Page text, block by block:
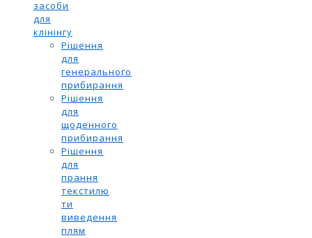
засоби
для
клінінгу
Рішення
для
генерального
прибирання
Рішення
для
щоденного
прибирання
Рішення
для
прання
текстилю
ти
виведення
плям